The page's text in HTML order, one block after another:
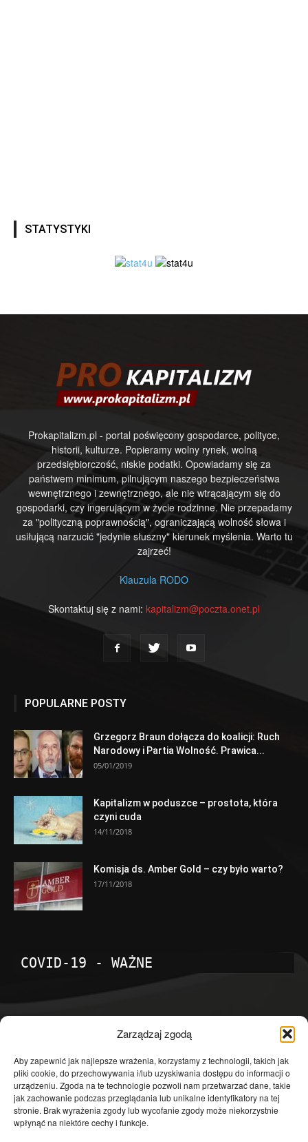
Zarządzaj zgodą
Aby zapewnić jak najlepsze wrażenia, korzystamy z technologii, takich jak
pliki cookie, do przechowywania i/lub uzyskiwania dostępu do informacji o
urządzeniu. Zgoda na te technologie pozwoli nam przetwarzać dane, takie
jak zachowanie podczas przeglądania lub unikalne identyfikatory na tej
stronie. Brak wyrażenia zgody lub wycofanie zgody może niekorzystnie
wpłynąć na niektóre cechy i funkcje.
STATYSTYKI
Prokapitalizm.pl - portal poświęcony gospodarce, polityce,
historii, kulturze. Popieramy wolny rynek, wolną
przedsiębiorczość, niskie podatki. Opowiadamy się za
państwem minimum, pilnującym naszego bezpieczeństwa
wewnętrznego i zewnętrznego, ale nie wtrącającym się do
gospodarki, czy ingerującym w życie rodzinne. Nie przepadamy
za "polityczną poprawnością", ograniczającą wolność słowa i
usiłującą narzucić "jedynie słuszny" kierunek myślenia. Warto tu
zajrzeć!
Klauzula RODO
Skontaktuj się z nami: kapitalizm@poczta.onet.pl
POPULARNE POSTY
Grzegorz Braun dołącza do koalicji: Ruch
Narodowy i Partia Wolność. Prawica...
05/01/2019
Kapitalizm w poduszce – prostota, która
czyni cuda
14/11/2018
Komisja ds. Amber Gold – czy było warto?
17/11/2018
COVID-19 - WAŻNE
Temat dnia
4601
Publicystyka
4363
Polityka
3639
Polska